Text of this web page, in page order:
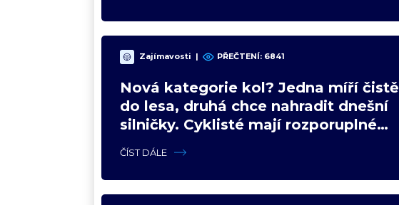
Zajímavosti | PŘEČTENÍ: 6841
Nová kategorie kol? Jedna míří čistě
do lesa, druhá chce nahradit dnešní
silničky. Cyklisté mají rozporuplné
názory
ČÍST DÁLE